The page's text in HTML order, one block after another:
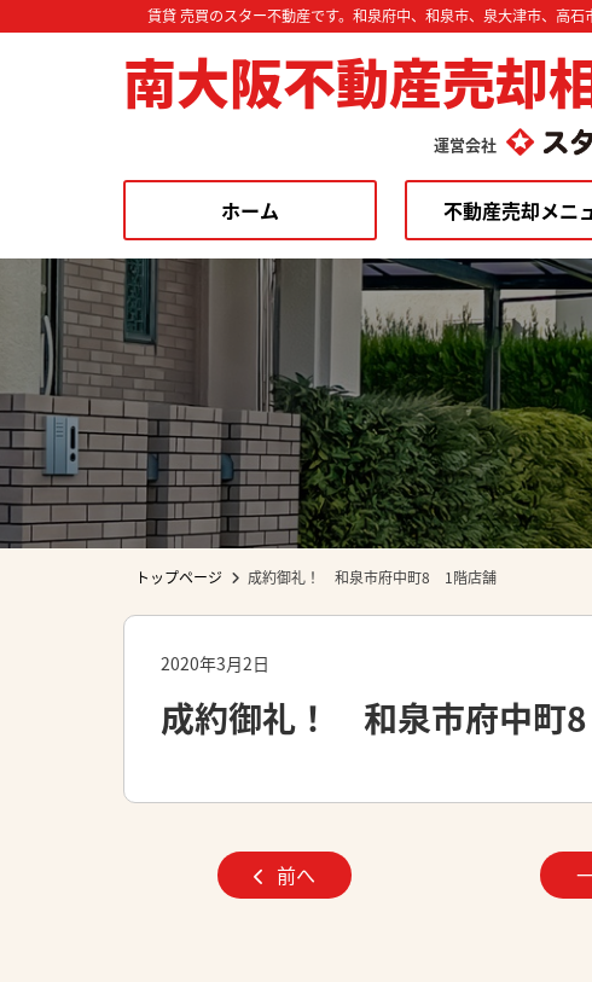
賃貸 売買のスター不動産です。和泉府中、和泉市、泉大津市、高
南大阪不動産売却
運営会社
ホーム 不動産売却メニ
トップページ 成約御礼！ 和泉市府中町8 1階店舗
2020年3月2日
成約御礼！ 和泉市府中町
前へ